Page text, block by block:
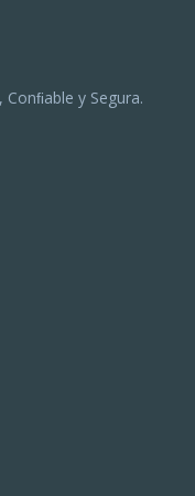
y Segura.